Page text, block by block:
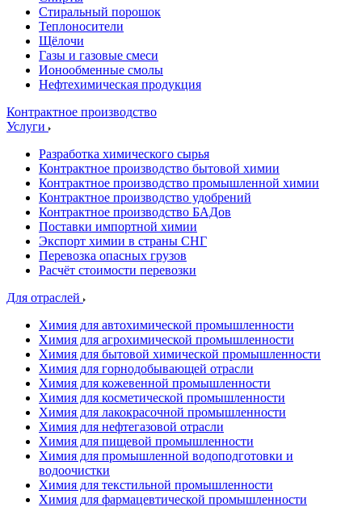
Стиральный порошок
Теплоносители
Щёлочи
Газы и газовые смеси
Ионообменные смолы
Нефтехимическая продукция
Контрактное производство
Услуги
Разработка химического сырья
Контрактное производство бытовой химии
Контрактное производство промышленной химии
Контрактное производство удобрений
Контрактное производство БАДов
Поставки импортной химии
Экспорт химии в страны СНГ
Перевозка опасных грузов
Расчёт стоимости перевозки
Для отраслей
Химия для автохимической промышленности
Химия для агрохимической промышленности
Химия для бытовой химической промышленности
Химия для горнодобывающей отрасли
Химия для кожевенной промышленности
Химия для косметической промышленности
Химия для лакокрасочной промышленности
Химия для нефтегазовой отрасли
Химия для пищевой промышленности
Химия для промышленной водоподготовки и
водоочистки
Химия для текстильной промышленности
Химия для фармацевтической промышленности